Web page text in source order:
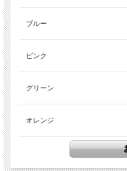
ブルー
ピンク
グリーン
オレンジ